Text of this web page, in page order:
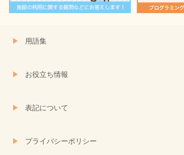
用語集
お役立ち情報
表記について
プライバシーポリシー